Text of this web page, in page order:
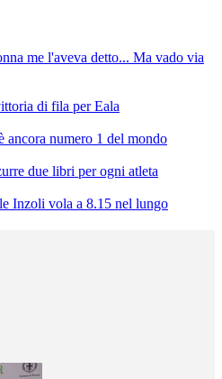
me l'aveva detto... Ma vado via
di fila per Eala
numero 1 del mondo
due libri per ogni atleta
Inzoli vola a 8.15 nel lungo